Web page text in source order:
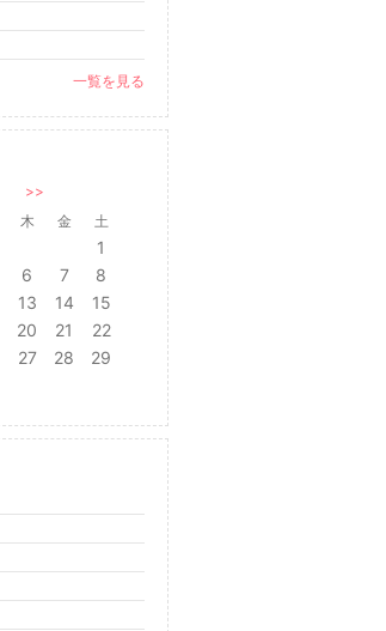
一覧を見る
>>
木 金 土
1
6 7
8
13 14
15
20 21
22
27 28
29